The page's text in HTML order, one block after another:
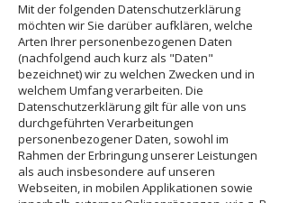
Mit der folgenden Datenschutzerklärung
möchten wir Sie darüber aufklären, welche
Arten Ihrer personenbezogenen Daten
(nachfolgend auch kurz als "Daten"
bezeichnet) wir zu welchen Zwecken und in
welchem Umfang verarbeiten. Die
Datenschutzerklärung gilt für alle von uns
durchgeführten Verarbeitungen
personenbezogener Daten, sowohl im
Rahmen der Erbringung unserer Leistungen
als auch insbesondere auf unseren
Webseiten, in mobilen Applikationen sowie